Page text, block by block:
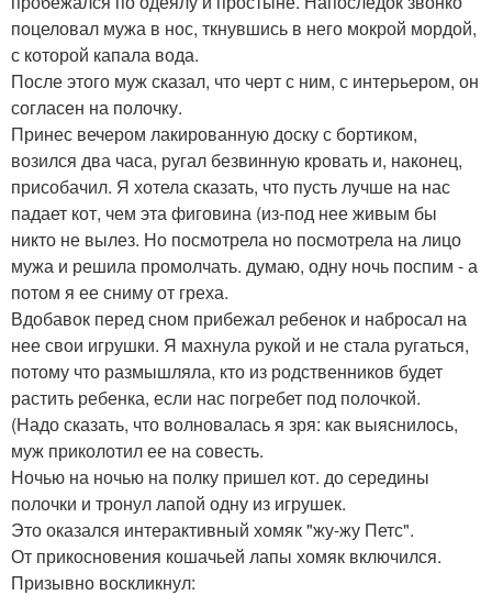
поцеловал мужа в нос, ткнувшись в него мокрой мордой,
с которой капала вода.
После этого муж сказал, что черт с ним, с интерьером, он
согласен на полочку.
Принес вечером лакированную доску с бортиком,
возился два часа, ругал безвинную кровать и, наконец,
присобачил. Я хотела сказать, что пусть лучше на нас
падает кот, чем эта фиговина (из-под нее живым бы
никто не вылез. Но посмотрела но посмотрела на лицо
мужа и решила промолчать. думаю, одну ночь поспим - а
потом я ее сниму от греха.
Вдобавок перед сном прибежал ребенок и набросал на
нее свои игрушки. Я махнула рукой и не стала ругаться,
потому что размышляла, кто из родственников будет
растить ребенка, если нас погребет под полочкой.
(Надо сказать, что волновалась я зря: как выяснилось,
муж приколотил ее на совесть.
Ночью на ночью на полку пришел кот. до середины
полочки и тронул лапой одну из игрушек.
Это оказался интерактивный хомяк "жу-жу Петс".
От прикосновения кошачьей лапы хомяк включился.
Призывно воскликнул: